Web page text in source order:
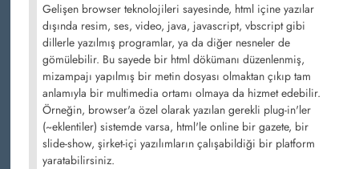
Gelişen browser teknolojileri sayesinde, html içine yazılar
dışında resim, ses, video, java, javascript, vbscript gibi
dillerle yazılmış programlar, ya da diğer nesneler de
gömülebilir. Bu sayede bir html dökümanı düzenlenmiş,
mizampajı yapılmış bir metin dosyası olmaktan çıkıp tam
anlamıyla bir multimedia ortamı olmaya da hizmet edebilir.
Örneğin, browser'a özel olarak yazılan gerekli plug-in'ler
(~eklentiler) sistemde varsa, html'le online bir gazete, bir
slide-show, şirket-içi yazılımların çalışabildiği bir platform
yaratabilirsiniz.